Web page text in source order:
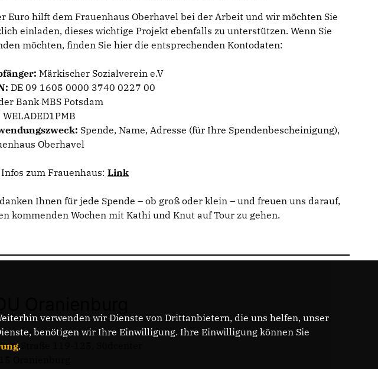
Euro hilft dem Frauenhaus Oberhavel bei der Arbeit und wir möchten Sie
einladen, dieses wichtige Projekt ebenfalls zu unterstützen. Wenn Sie
möchten, finden Sie hier die entsprechenden Kontodaten:
Märkischer Sozialverein e.V
DE 09 1605 0000 3740 0227 00
Bank MBS Potsdam
WELADED1PMB
Spende, Name, Adresse (für Ihre Spendenbescheinigung),
Oberhavel
zum Frauenhaus: Link
Ihnen für jede Spende – ob groß oder klein – und freuen uns darauf,
kommenden Wochen mit Kathi und Knut auf Tour zu gehen.
Straße 119-125, Südcenter
verwenden wir Dienste von Drittanbietern, die uns helfen, unser
benötigen wir Ihre Einwilligung. Ihre Einwilligung können Sie
.